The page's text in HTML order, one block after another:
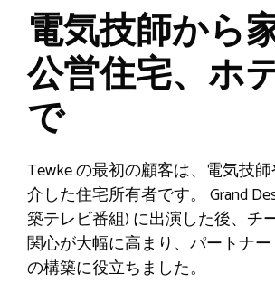
電気技師から
公営住宅、ホ
で
Tewke の最初の顧客は、電気技
介した住宅所有者です。 Grand
築テレビ番組) に出演した後、チ
関心が大幅に高まり、パートナ
の構築に役立ちました。